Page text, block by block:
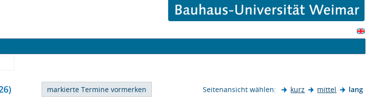
Seitenansicht wählen: kurz mittel lang